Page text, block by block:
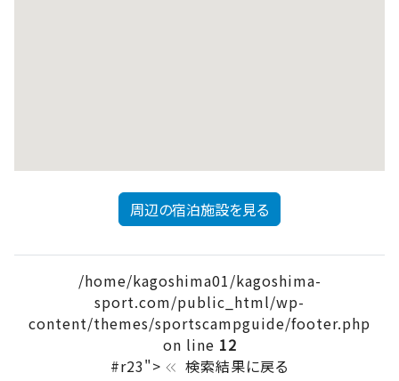
周辺の宿泊施設を見る
/home/kagoshima01/kagoshima-
sport.com/public_html/wp-
content/themes/sportscampguide/footer.php
on line 12
#r23"> keyboard_double_arrow_left 検索結果に戻る